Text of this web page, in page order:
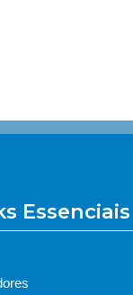
Essenciais